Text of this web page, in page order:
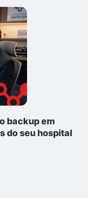
backup em
do seu hospital